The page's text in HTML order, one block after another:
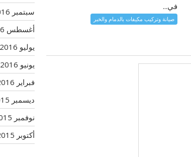
في...
صيانة وتركيب مكيفات بالدمام والخبر
سبتمبر 2016
أغسطس 2016
يوليو 2016
يونيو 2016
فبراير 2016
ديسمبر 2015
نوفمبر 2015
أكتوبر 2015